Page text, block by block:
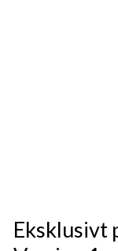
Eksklusivt